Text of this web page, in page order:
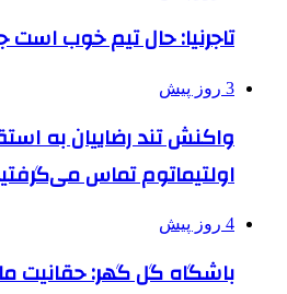
تاجرنیا: حال تیم خوب است
3 روز پیش
واکنش تند رضاییان به
اولتیماتوم تماس
4 روز پیش
باشگاه گل گهر: حقانیت